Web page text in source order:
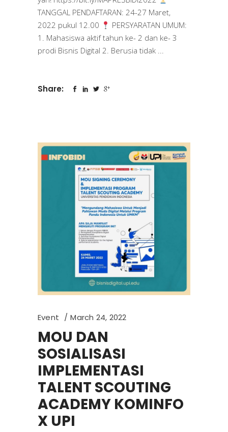
TANGGAL PENDAFTARAN: 24-27 Maret,
2022 pukul 12.00
PERSYARATAN UMUM:
1. Mahasiswa aktif tahun ke- 2 dan ke- 3
prodi Bisnis Digital 2. Berusia tidak
Share:
Event March 24, 2022
MOU DAN
SOSIALISASI
IMPLEMENTASI
TALENT SCOUTING
ACADEMY KOMINFO
X UPI